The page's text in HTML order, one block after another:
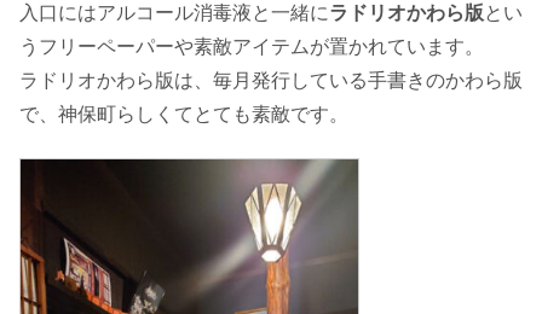
入口にはアルコール消毒液と一緒にラドリオかわら版とい
うフリーペーパーや素敵アイテムが置かれています。
ラドリオかわら版は、毎月発行している手書きのかわら版
で、神保町らしくてとても素敵です。